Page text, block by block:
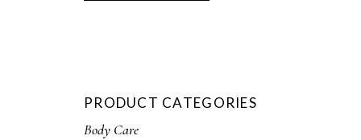
PRODUCT CATEGORIES
Body Care